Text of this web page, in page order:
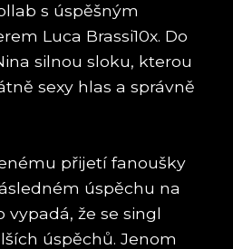
s úspěšným
Luca Brassi10x. Do
silnou sloku, kterou
sexy hlas a správně
přijetí fanoušky
úspěchu na
že se singl
úspěchů. Jenom